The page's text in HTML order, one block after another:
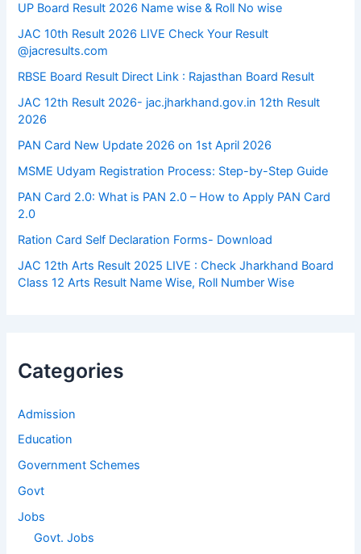
UP Board Result 2026 Name wise & Roll No wise
JAC 10th Result 2026 LIVE Check Your Result
@jacresults.com
RBSE Board Result Direct Link : ​Rajasthan Board Result
JAC 12th Result 2026- jac.jharkhand.gov.in 12th Result
2026
PAN Card New Update 2026 on 1st April 2026
MSME Udyam Registration Process: Step-by-Step Guide
PAN Card 2.0: What is PAN 2.0 – How to Apply PAN Card
2.0
Ration Card Self Declaration Forms- Download
JAC 12th Arts Result 2025 LIVE : Check Jharkhand Board
Class 12 Arts Result Name Wise, Roll Number Wise
Categories
Admission
Education
Government Schemes
Govt
Jobs
Govt. Jobs